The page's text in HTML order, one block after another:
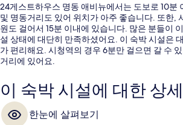
24게스트하우스 명동 애비뉴에서는 도보로 10분
및 명동거리도 있어 위치가 아주 좋습니다. 또한,
원도 걸어서 15분 이내에 있습니다. 많은 분들이
설 상태에 대단히 만족하셨어요. 이 숙박 시설은
가 편리해요. 시청역의 경우 6분만 걸으면 갈 수
거리에 있어요.
이 숙박 시설에 대한 상
한눈에 살펴보기